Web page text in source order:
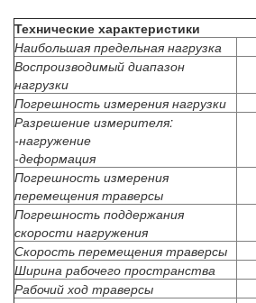
Технические характеристики
Наибольшая предельная нагрузка
Воспроизводимый диапазон
нагрузки
Погрешность измерения нагрузки
Разрешение измерителя:
-нагружение
-деформация
Погрешность измерения
перемещения траверсы
Погрешность поддержания
скорости нагружения
Скорость перемещения траверсы
Ширина рабочего пространства
Рабочий ход траверсы